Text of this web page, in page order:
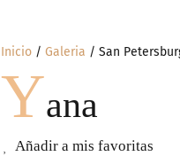
Inicio Galeria San
Yana
Añadir a mis favoritas